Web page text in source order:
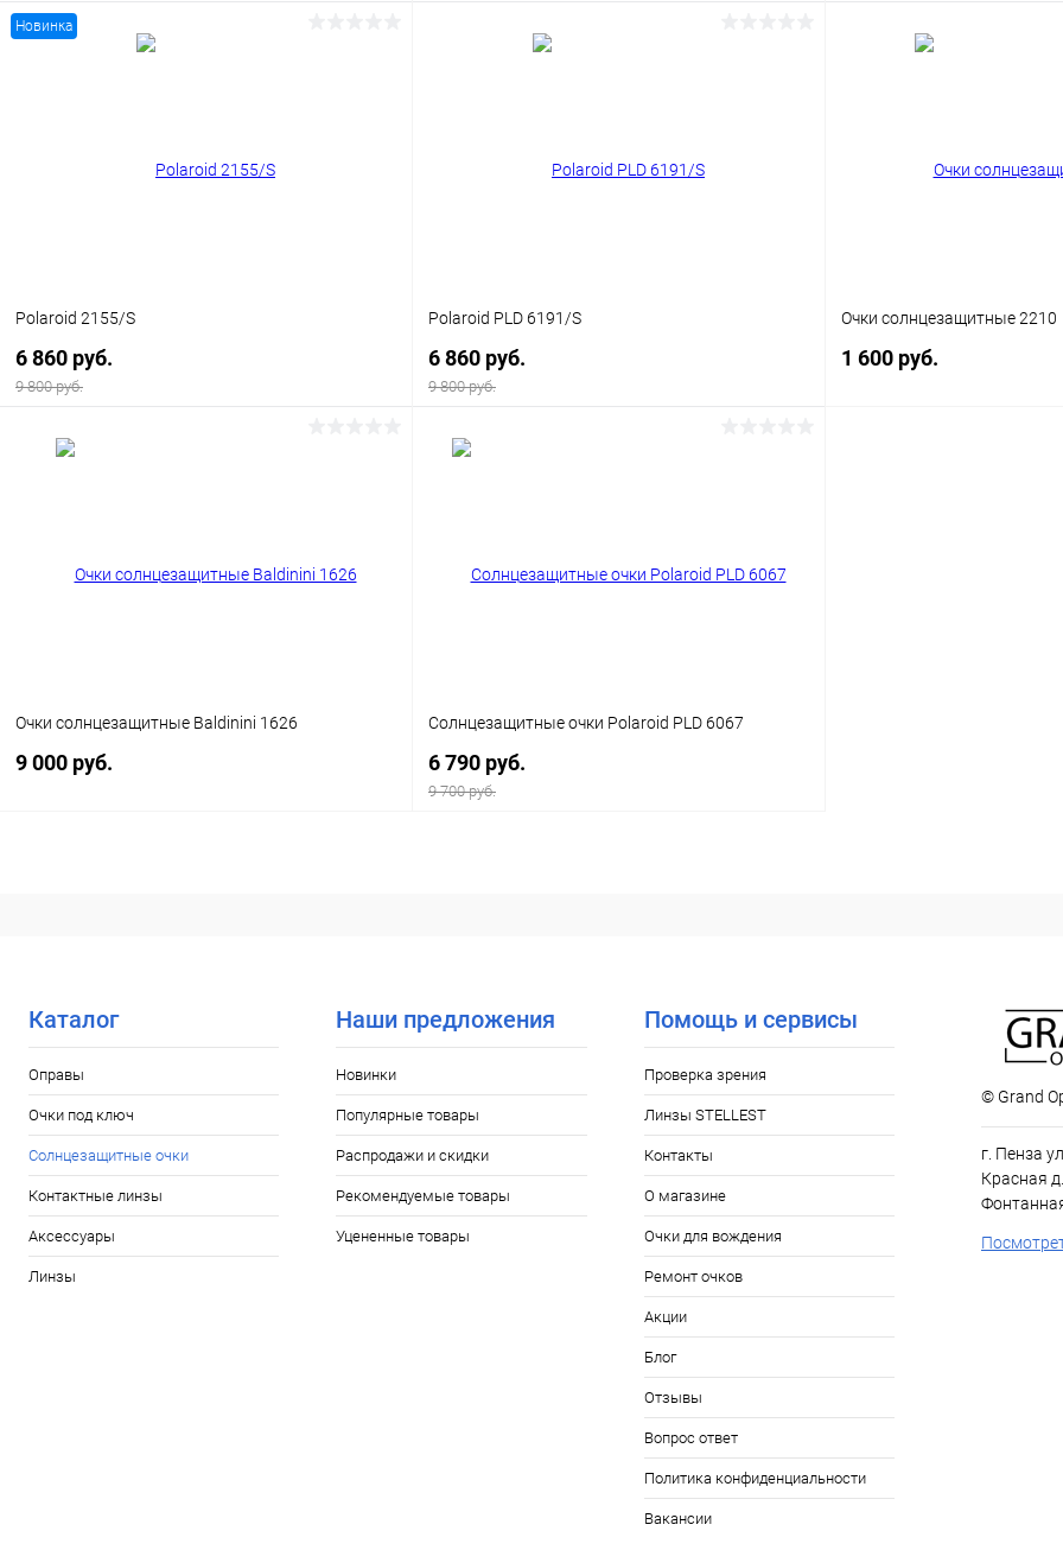
Новинка
Polaroid 2155/S
6 860 руб.
9 800 руб.
Polaroid PLD 6191/S
6 860 руб.
9 800 руб.
Очки солнцезащитные 2210
1 600 руб.
Очки солнцезащитные Baldinini 1626
9 000 руб.
Солнцезащитные очки Polaroid PLD 6067
6 790 руб.
9 700 руб.
Каталог
Оправы
Очки под ключ
Солнцезащитные очки
Контактные линзы
Аксессуары
Линзы
Наши предложения
Новинки
Популярные товары
Распродажи и скидки
Рекомендуемые товары
Уцененные товары
Помощь и сервисы
Проверка зрения
Линзы STELLEST
Контакты
О магазине
Очки для вождения
Ремонт очков
Акции
Блог
Отзывы
Вопрос ответ
Политика конфиденциальности
Вакансии
© Grand
г. Пенза
Красная